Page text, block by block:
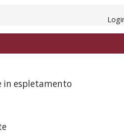
in espletamento